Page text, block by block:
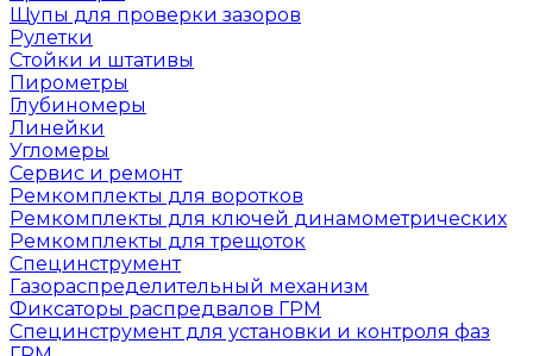
Щупы для проверки зазоров
Рулетки
Стойки и штативы
Пирометры
Глубиномеры
Линейки
Угломеры
Сервис и ремонт
Ремкомплекты для воротков
Ремкомплекты для ключей динамометрических
Ремкомплекты для трещоток
Специнструмент
Газораспределительный механизм
Фиксаторы распредвалов ГРМ
Специнструмент для установки и контроля фаз